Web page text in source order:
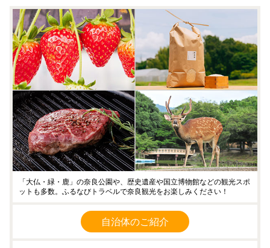
「大仏・緑・鹿」の奈良公園や、歴史遺産や国立博物館などの観光スポ
ットも多数。ふるなびトラベルで奈良観光をお楽しみください！
自治体のご紹介